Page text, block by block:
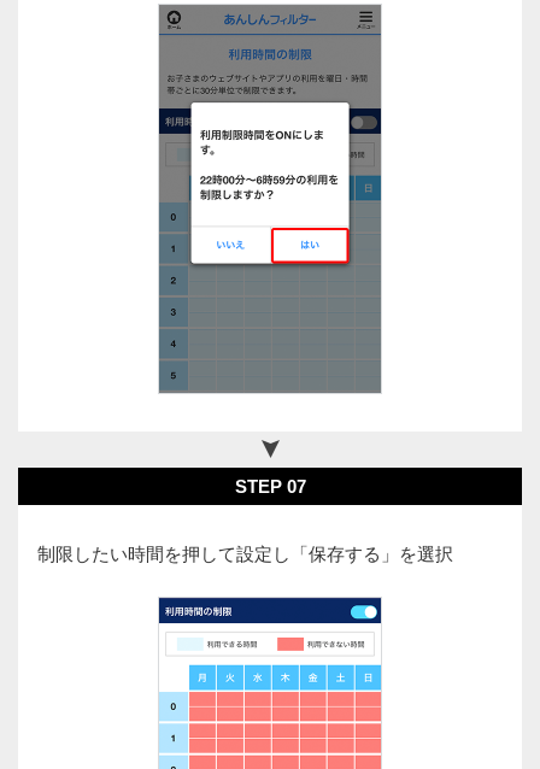
STEP 07
制限したい時間を押して設定し「保存する」を選択